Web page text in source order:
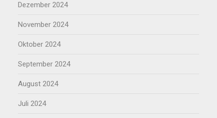
Dezember 2024
November 2024
Oktober 2024
September 2024
August 2024
Juli 2024